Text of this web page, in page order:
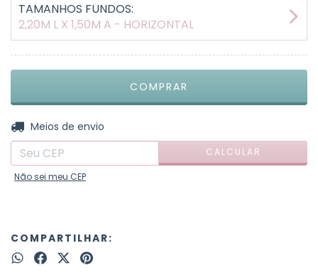
TAMANHOS FUNDOS:
2,20M L X 1,50M A - HORIZONTAL
Entregas para o CEP:
Meios de envio
CALCULAR
Não sei meu CEP
COMPARTILHAR: